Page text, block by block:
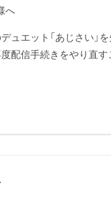
へ
ュエット「あじさい」
配信手続きをやり直